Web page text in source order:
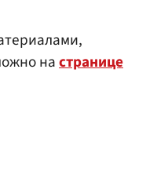
настранице